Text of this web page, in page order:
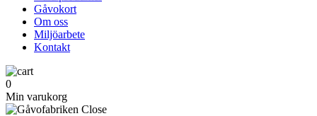
Gåvokort
Om oss
Miljöarbete
Kontakt
0
Min varukorg